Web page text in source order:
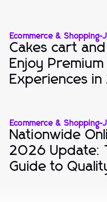
Ecommerce & Shopping-
Cakes cart
Enjoy
Experiences
Ecommerce & Shopping-
Nationwide
2026 Update:
Guide to